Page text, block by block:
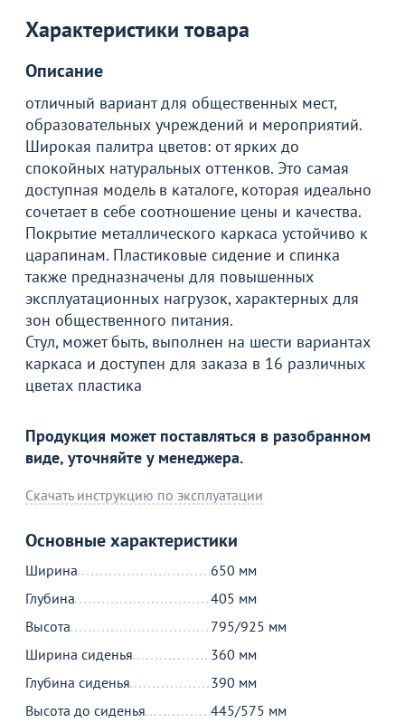
Характеристики товара
Описание
отличный вариант для общественных мест,
образовательных учреждений и мероприятий.
Широкая палитра цветов: от ярких до
спокойных натуральных оттенков. Это самая
доступная модель в каталоге, которая идеально
сочетает в себе соотношение цены и качества.
Покрытие металлического каркаса устойчиво к
царапинам. Пластиковые сидение и спинка
также предназначены для повышенных
эксплуатационных нагрузок, характерных для
зон общественного питания.
Стул, может быть, выполнен на шести вариантах
каркаса и доступен для заказа в 16 различных
цветах пластика
Продукция может поставляться в разобранном
виде, уточняйте у менеджера.
Скачать инструкцию по эксплуатации
Основные характеристики
Ширина
650 мм
Глубина
405 мм
Высота
795/925 мм
Ширина сиденья
360 мм
Глубина сиденья
390 мм
Высота до сиденья
445/575 мм
Товар в корзине
Стул Висенза СВ (на черной крестовине Сомалиа),
салатовый
12 790
В корзине
Продолжить покупки
С этим товаром покупают